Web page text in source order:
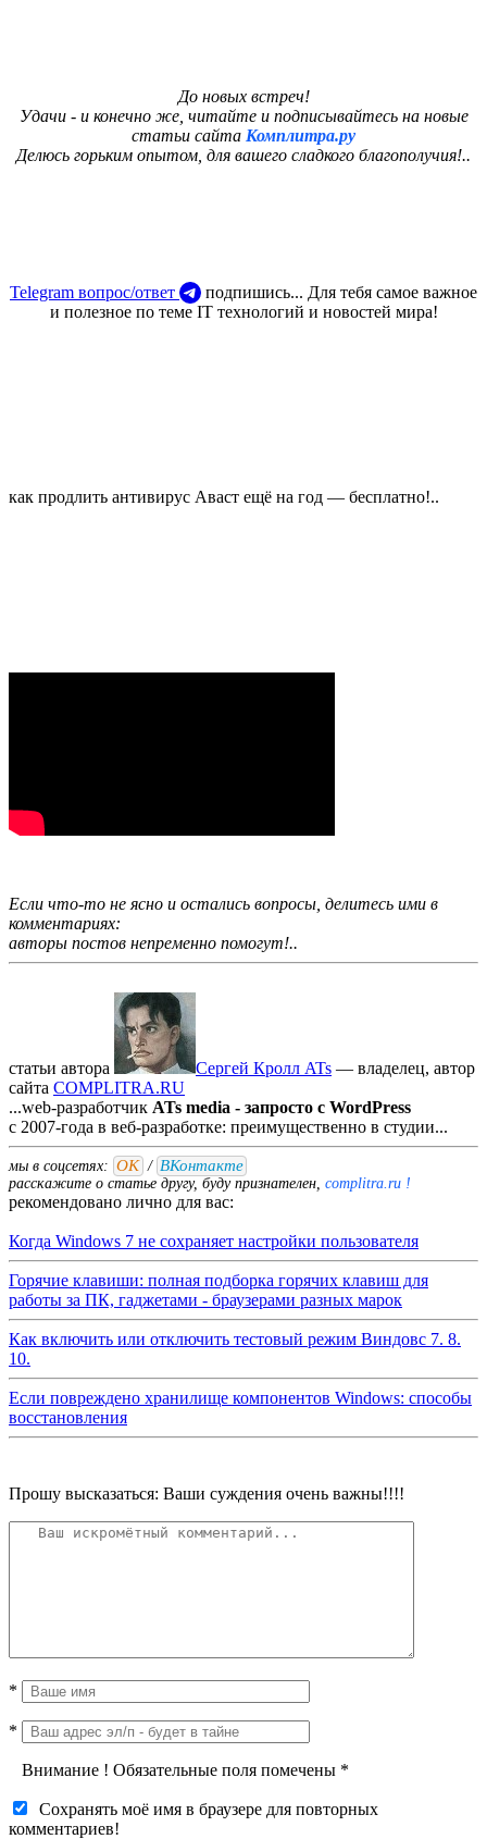
До новых встреч!
Удачи - и конечно же, читайте и подписывайтесь на новые
статьи сайта Комплитра.ру
Делюсь горьким опытом, для вашего сладкого благополучия!..
Telegram вопрос/ответ
подпишись... Для тебя самое важное
и полезное по теме IT технологий и новостей мира!
как продлить антивирус Аваст ещё на год — бесплатно!..
Если что-то не ясно и остались вопросы, делитесь ими в
комментариях:
авторы постов непременно помогут!..
статьи автора Сергей Кролл ATs — владелец, автор
cайта COMPLITRA.RU
...web-разработчик ATs media - запросто с WordPress
с 2007-года в веб-разработке: преимущественно в студии...
мы в соцсетях: ОК / ВКонтакте
расскажите о статье другу, буду признателен, complitra.ru !
рекомендовано лично для вас:
Когда Windows 7 не сохраняет настройки пользователя
Горячие клавиши: полная подборка горячих клавиш для
работы за ПК, гаджетами - браузерами разных марок
Как включить или отключить тестовый режим Виндовс 7. 8.
10.
Если повреждено хранилище компонентов Windows: способы
восстановления
Прошу высказаться: Ваши суждения очень важны!!!!
*
*
Внимание ! Обязательные поля помечены *
Сохранять моё имя в браузере для повторных
комментариев!